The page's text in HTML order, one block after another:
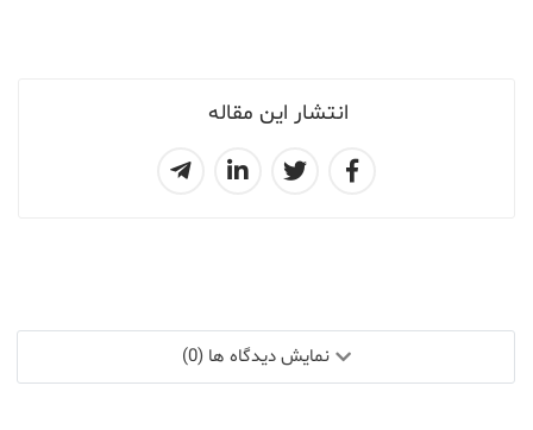
انتشار این مقاله
نمایش دیدگاه ها (0)